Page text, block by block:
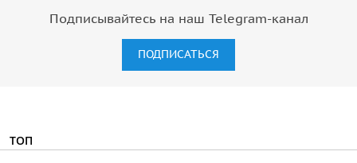
Подписывайтесь на наш Telegram-канал
ПОДПИСАТЬСЯ
ТОП